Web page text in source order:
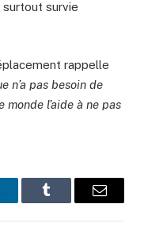
surtout survie
rappelle
n’a pas besoin de
l’aide à ne pas
Tumblr Email